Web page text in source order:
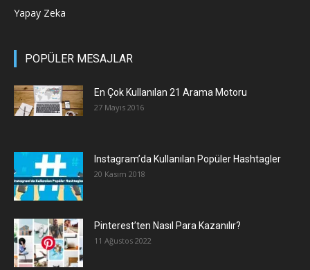
Yapay Zeka
POPÜLER MESAJLAR
En Çok Kullanılan 21 Arama Motoru
27 Mayıs 2016
Instagram’da Kullanılan Popüler Hashtagler
20 Kasım 2018
Pinterest’ten Nasıl Para Kazanılır?
11 Ağustos 2022